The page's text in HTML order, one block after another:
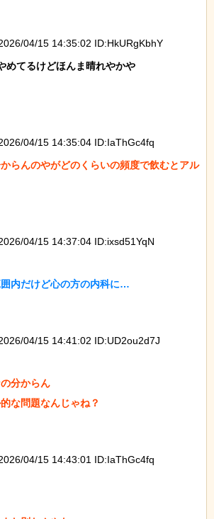
04/15 14:35:02 ID:HkURgKbhY
めてるけどほんま晴れやかや
04/15 14:35:04 ID:IaThGc4fq
らんのやがどのくらいの頻度で飲むとアル
04/15 14:37:04 ID:ixsd51YqN
内だけど心の方の内科に…
04/15 14:41:02 ID:UD2ou2d7J
分からん
な問題なんじゃね？
04/15 14:43:01 ID:IaThGc4fq